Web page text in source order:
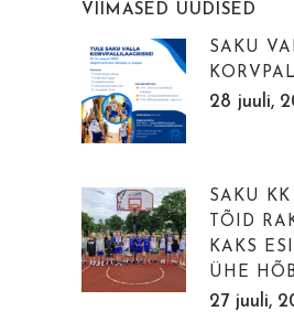
VIIMASED UUDISED
SAKU
28 juuli,
SAKU
TÕID
KAKS
ÜHE
27 juuli,